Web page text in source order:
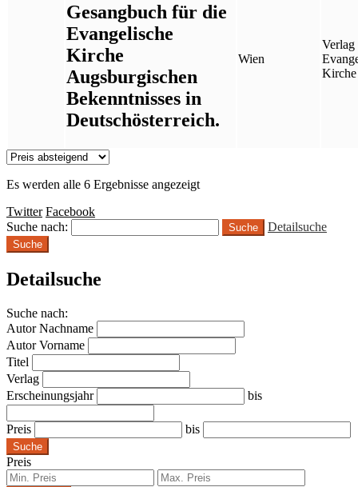
Gesangbuch für die
Evangelische
Kirche
Augsburgischen
Bekenntnisses in
Deutschösterreich.
Wien
Verlag
Kirche
Es werden alle 6 Ergebnisse angezeigt
Twitter Facebook
Suche nach:
Detailsuche
Suche
Detailsuche
Suche nach:
Autor Nachname
Autor Vorname
Titel
Verlag
Erscheinungsjahr
bis
Preis bis
Suche
Preis